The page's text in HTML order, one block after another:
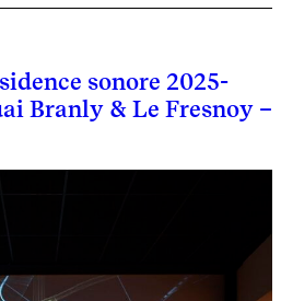
sonore 2025-
Branly & Le Fresnoy –